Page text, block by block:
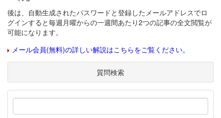
後は、自動生成されたパスワードと登録したメールアドレスでロ
グインすると毎週月曜からの一週間あたり2つの記事の全文閲覧が
可能になります。
メール会員(無料)の詳しい解説はこちらをご覧ください。
質問検索